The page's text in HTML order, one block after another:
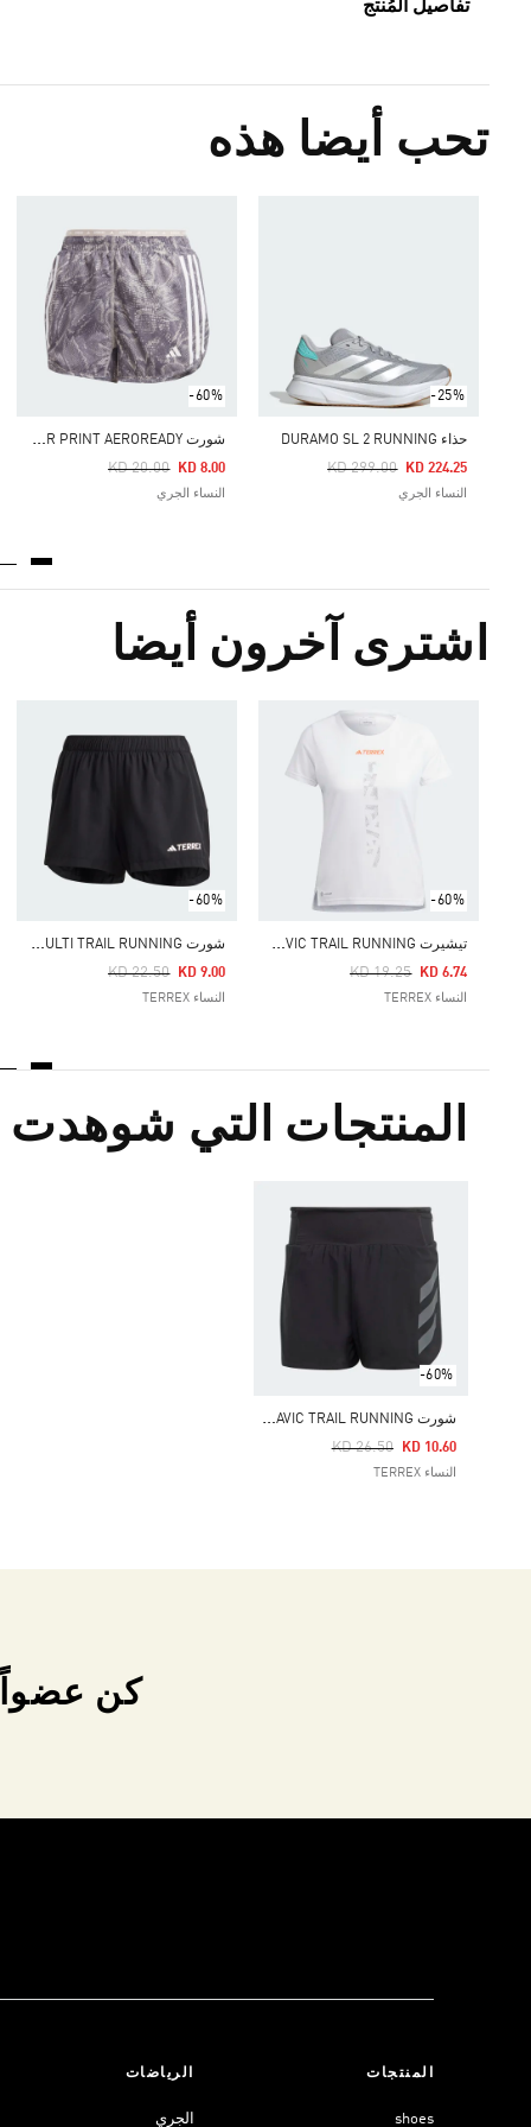
تفاصيل المُنتج
تحب أيضا هذه
-25%
حذاء DURAMO SL 2 RUNNING
Price Reduced From
KD 299.00
To KD 224.25
النساء الجري
-60%
ش
ورت OWN THE RUN EXCITE ALLOVER PRINT AEROREADY
Price Reduced From
KD 20.00
To KD 8.00
النساء الجري
اشترى آخرون أيضا
-60%
ت
يشيرت TERREX AGRAVIC TRAIL RUNNING
Price Reduced From
KD 19.25
To KD 6.74
النساء TERREX
-60%
ش
ورت TERREX MULTI TRAIL RUNNING
Price Reduced From
KD 22.50
To KD 9.00
النساء TERREX
المنتجات التي شوهدت
-60%
ش
ورت TERREX AGRAVIC TRAIL RUNNING
Price Reduced From
KD 26.50
To KD 10.60
النساء TERREX
كن عضواً
المنتجات
shoes
الرياضات
الجري